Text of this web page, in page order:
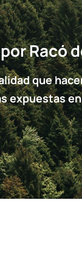
Racó
que
expuestas